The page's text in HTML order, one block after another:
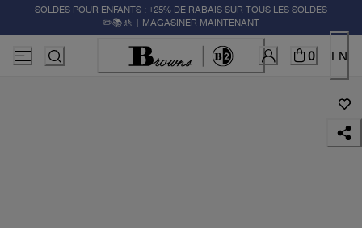
SOLDES POUR ENFANTS : +25% DE RABAIS SUR TOUS LES SOLDES
✏️📚🚸 | MAGASINER MAINTENANT
0 EN